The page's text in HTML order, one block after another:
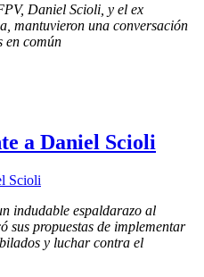
Daniel Scioli, y el ex
mantuvieron una conversación
en común
a Daniel Scioli
indudable espaldarazo al
sus propuestas de implementar
y luchar contra el